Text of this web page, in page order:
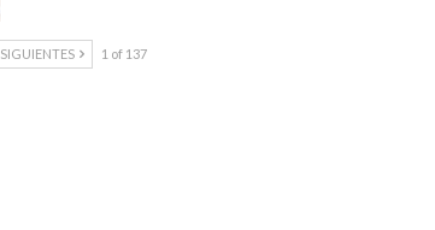
SIGUIENTES 1 of 137